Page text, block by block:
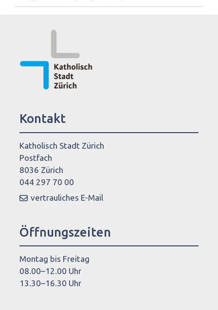
Kontakt
Katholisch Stadt Zürich
Postfach
8036 Zürich
044 297 70 00
vertrauliches E-Mail
Öffnungszeiten
Montag bis Freitag
08.00–12.00 Uhr
13.30–16.30 Uhr